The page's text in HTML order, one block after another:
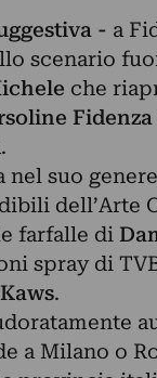
- a
scenario
che
Fidenza
nel suo
dell’Arte
farfalle di
spray di
Kaws.
a Milano o